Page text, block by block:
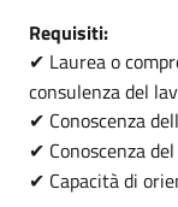
Requisiti:
✔ Laurea o
consulenza del
✔ Conoscenza
✔ Conoscenza
✔ Capacità di